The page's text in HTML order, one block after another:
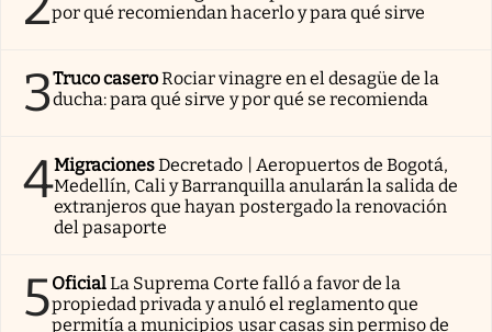
por qué recomiendan hacerlo y para qué sirve
3Truco caseroRociar vinagre en el desagüe de la
ducha: para qué sirve y por qué se recomienda
4MigracionesDecretado | Aeropuertos de Bogotá,
Medellín, Cali y Barranquilla anularán la salida de
extranjeros que hayan postergado la renovación
del pasaporte
5OficialLa Suprema Corte falló a favor de la
propiedad privada y anuló el reglamento que
permitía a municipios usar casas sin permiso de